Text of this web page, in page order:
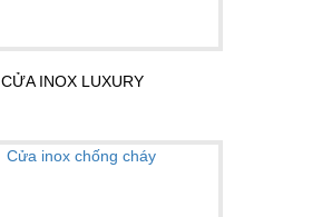
CỬA INOX LUXURY